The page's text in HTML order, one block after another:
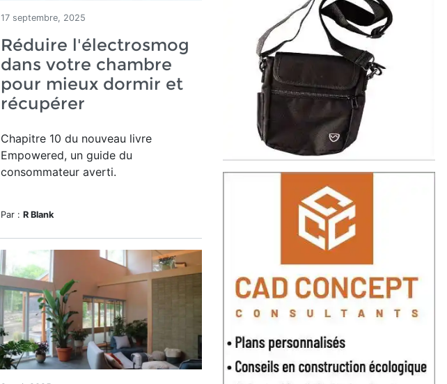
17 septembre, 2025
Réduire l'électrosmog
dans votre chambre
pour mieux dormir et
récupérer
Chapitre 10 du nouveau livre
Empowered, un guide du
consommateur averti.
Par : R Blank